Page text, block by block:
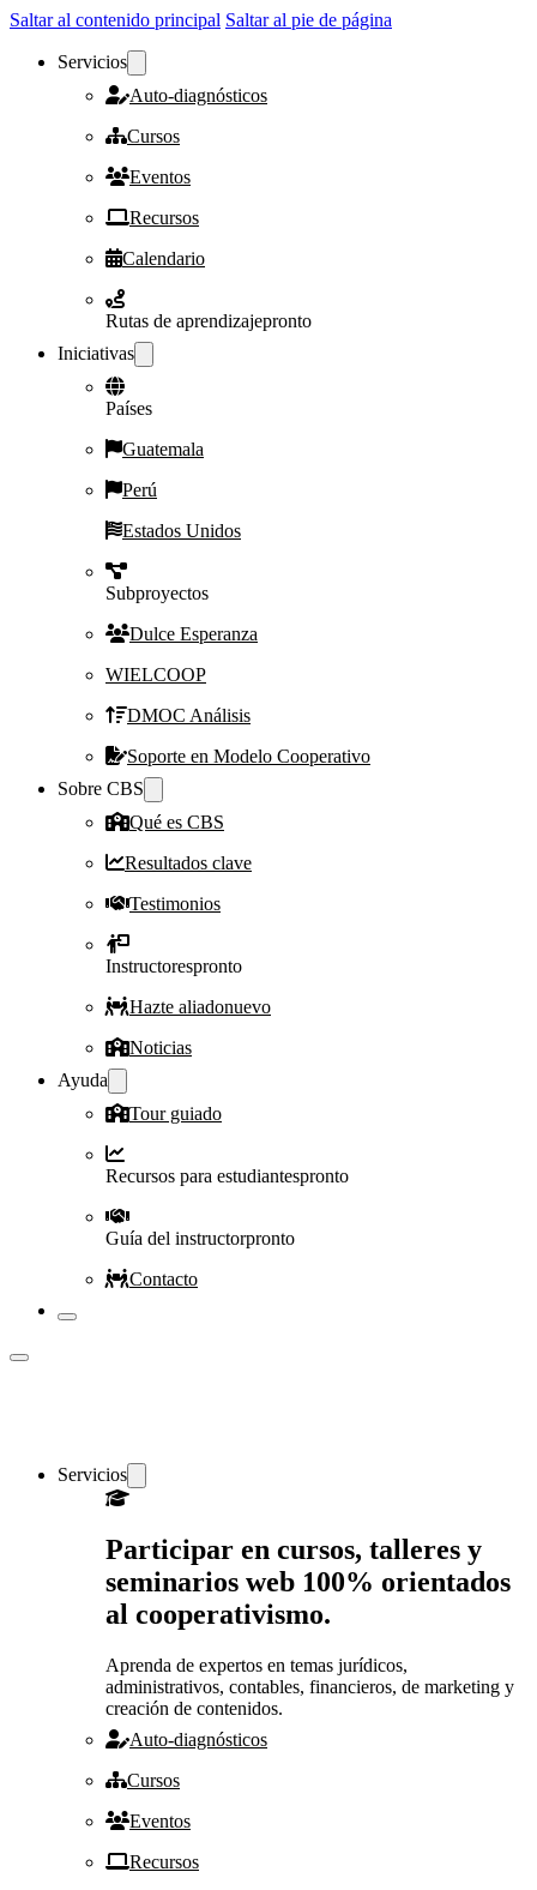
Saltar al contenido principal Saltar al pie de página
Servicios
Auto-diagnósticos
Cursos
Eventos
Recursos
Calendario
Rutas de aprendizajepronto
Iniciativas
Países
Guatemala
Perú
Estados Unidos
Subproyectos
Dulce Esperanza
WIELCOOP
DMOC Análisis
Soporte en Modelo Cooperativo
Sobre CBS
Qué es CBS
Resultados clave
Testimonios
Instructorespronto
Hazte aliadonuevo
Noticias
Ayuda
Tour guiado
Recursos para estudiantespronto
Guía del instructorpronto
Contacto
Servicios
Participar en cursos, talleres y
seminarios web 100% orientados
al cooperativismo.
Aprenda de expertos en temas jurídicos,
administrativos, contables, financieros, de marketing y
creación de contenidos.
Auto-diagnósticos
Cursos
Eventos
Recursos